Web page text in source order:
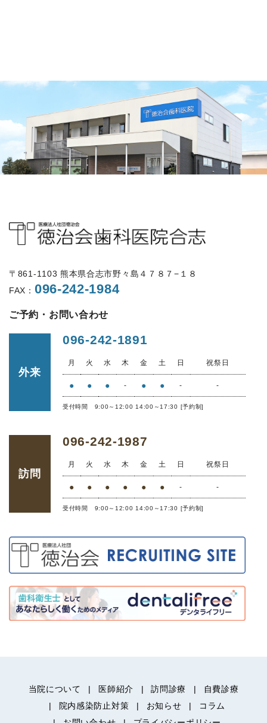
〒861-1103 熊本県合志市野々島４７８７−１８
FAX： 096-242-1984
ご予約・お問い合わせ
外来
096-242-1891
月 火 水 木 金 土 日 祝祭日
● ● ● - ● ● - -
受付時間 9:00～12:00 14:00～17:30 [予約制]
訪問
096-242-1987
月 火 水 木 金 土 日 祝祭日
● ● ● ● ● ● - -
受付時間 9:00～12:00 14:00～17:30 [予約制]
当院について 医師紹介 訪問診療
自費診療
院内感染防止対策
お知らせ
コラム